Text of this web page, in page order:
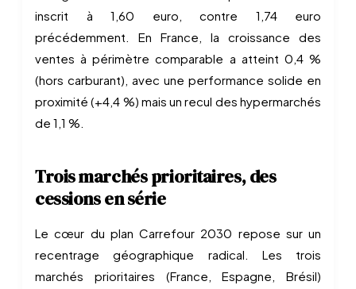
inscrit à 1,60 euro, contre 1,74 euro
précédemment. En France, la croissance des
ventes à périmètre comparable a atteint 0,4 %
(hors carburant), avec une performance solide en
proximité (+4,4 %) mais un recul des hypermarchés
de 1,1 %.
Trois marchés prioritaires, des
cessions en série
Le cœur du plan Carrefour 2030 repose sur un
recentrage géographique radical. Les trois
marchés prioritaires (France, Espagne, Brésil)